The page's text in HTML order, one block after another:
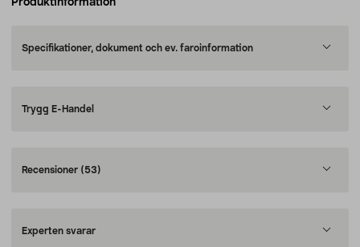
Produktinformation
Specifikationer, dokument och ev. faroinformation
Trygg E-Handel
Recensioner (53)
Experten svarar